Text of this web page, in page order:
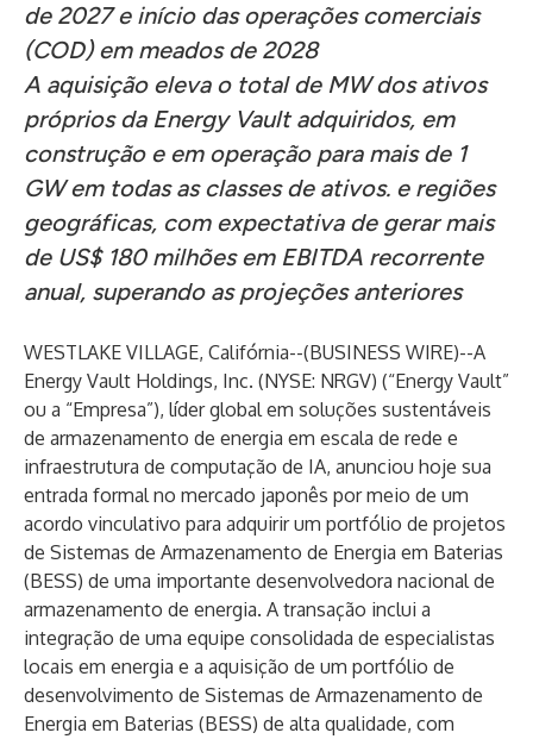
de 2027 e início das operações comerciais
(COD) em meados de 2028
A aquisição eleva o total de MW dos ativos
próprios da Energy Vault adquiridos, em
construção e em operação para mais de 1
GW em todas as classes de ativos. e regiões
geográficas, com expectativa de gerar mais
de US$ 180 milhões em EBITDA recorrente
anual, superando as projeções anteriores
WESTLAKE VILLAGE, Califórnia--(BUSINESS WIRE)--A
Energy Vault Holdings, Inc. (NYSE: NRGV) (“Energy Vault”
ou a “Empresa”), líder global em soluções sustentáveis ​​
de armazenamento de energia em escala de rede e
infraestrutura de computação de IA, anunciou hoje sua
entrada formal no mercado japonês por meio de um
acordo vinculativo para adquirir um portfólio de projetos
de Sistemas de Armazenamento de Energia em Baterias
(BESS) de uma importante desenvolvedora nacional de
armazenamento de energia. A transação inclui a
integração de uma equipe consolidada de especialistas
locais em energia e a aquisição de um portfólio de
desenvolvimento de Sistemas de Armazenamento de
Energia em Baterias (BESS) de alta qualidade, com